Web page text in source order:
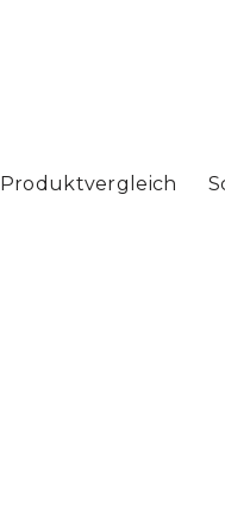
Produktvergleich